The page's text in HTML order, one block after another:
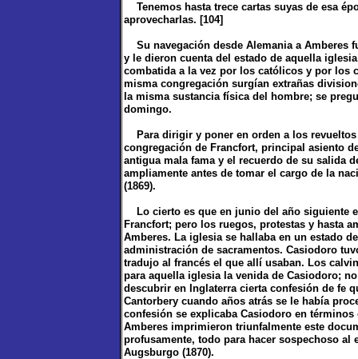
Tenemos hasta trece cartas suyas de esa
aprovecharlas. [104]
Su navegación desde Alemania a Amberes
y le dieron cuenta del estado de aquella
combatida a la vez por los católicos y por los
misma congregación surgían extrañas
la misma sustancia física del hombre; se
domingo.
Para dirigir y poner en orden a los
congregación de Francfort, principal asiento
antigua mala fama y el recuerdo de su salida
ampliamente antes de tomar el cargo de la
(1869).
Lo cierto es que en junio del año siguiente
Francfort; pero los ruegos, protestas y hasta
Amberes. La iglesia se hallaba en un estado
administración de sacramentos. Casiodoro
tradujo al francés el que allí usaban. Los
para aquella iglesia la venida de Casiodoro;
descubrir en Inglaterra cierta confesión de fe
Cantorbery cuando años atrás se le había
confesión se explicaba Casiodoro en
Amberes imprimieron triunfalmente este
profusamente, todo para hacer sospechoso
Augsburgo (1870).